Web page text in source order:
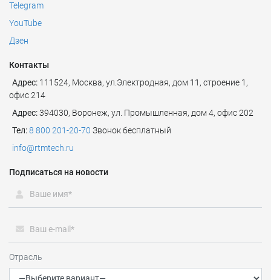
Telegram
YouTube
Дзен
Контакты
Адрес: 111524, Москва, ул.Электродная, дом 11, строение 1,
офис 214
Адрес:394030, Воронеж, ул. Промышленная, дом 4, офис 202
Тел:8 800 201-20-70 Звонок бесплатный
info@rtmtech.ru
Подписаться на новости
Отрасль